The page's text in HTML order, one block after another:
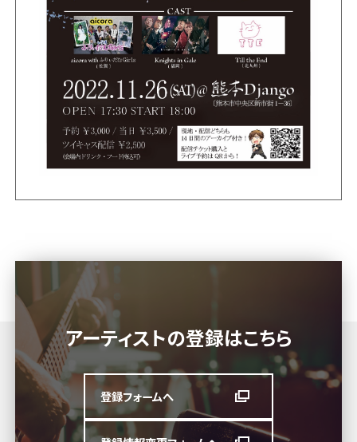
アーティストの登録はこちら
登録フォームへ